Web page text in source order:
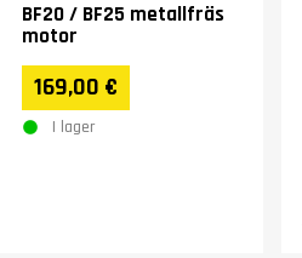
BF20 / BF25 metallfräs
motor
169,00 €
I lager